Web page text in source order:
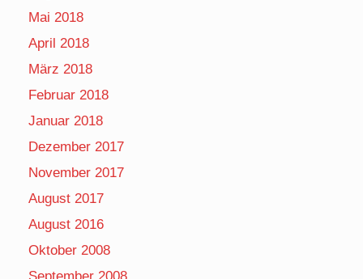
Mai 2018
April 2018
März 2018
Februar 2018
Januar 2018
Dezember 2017
November 2017
August 2017
August 2016
Oktober 2008
September 2008